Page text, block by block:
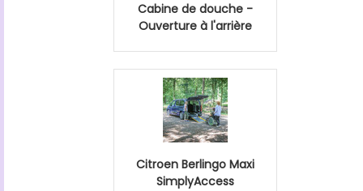
Cabine de douche -
Ouverture à l'arrière
Citroen Berlingo Maxi
SimplyAccess